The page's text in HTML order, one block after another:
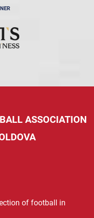
ASSOCIATION
of football in